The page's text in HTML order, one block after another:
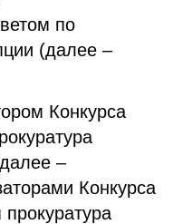
по
(далее –
Конкурса
–
Конкурса